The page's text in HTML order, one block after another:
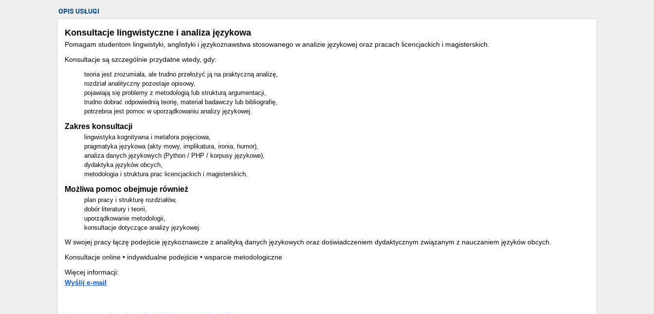
OPIS USŁUGI
Konsultacje lingwistyczne i analiza językowa
Pomagam studentom lingwistyki, anglistyki i językoznawstwa stosowanego w analizie językowej oraz pracach licencjackich i magisterskich.
Konsultacje są szczególnie przydatne wtedy, gdy:
teoria jest zrozumiała, ale trudno przełożyć ją na praktyczną analizę,
rozdział analityczny pozostaje opisowy,
pojawiają się problemy z metodologią lub strukturą argumentacji,
trudno dobrać odpowiednią teorię, materiał badawczy lub bibliografię,
potrzebna jest pomoc w uporządkowaniu analizy językowej.
Zakres konsultacji
lingwistyka kognitywna i metafora pojęciowa,
pragmatyka językowa (akty mowy, implikatura, ironia, humor),
analiza danych językowych (Python / PHP / korpusy językowe),
dydaktyka języków obcych,
metodologia i struktura prac licencjackich i magisterskich.
Możliwa pomoc obejmuje również
plan pracy i strukturę rozdziałów,
dobór literatury i teorii,
uporządkowanie metodologii,
konsultacje dotyczące analizy językowej.
W swojej pracy łączę podejście językoznawcze z analityką danych językowych oraz doświadczeniem dydaktycznym związanym z nauczaniem języków obcych.
Konsultacje online • indywidualne podejście • wsparcie metodologiczne
Więcej informacji:
Wyślij e-mail